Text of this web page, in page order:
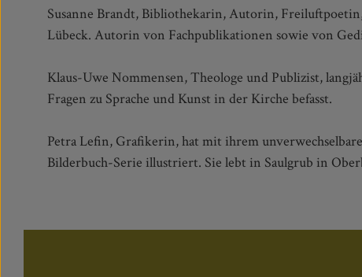
Susanne Brandt, Bibliothekarin, Autorin,
Lübeck. Autorin von Fachpublikationen sowie von
Klaus-Uwe Nommensen, Theologe und Publizist,
Fragen zu Sprache und Kunst in der Kirche befasst.
Petra Lefin, Grafikerin, hat mit ihrem
Bilderbuch-Serie illustriert. Sie lebt in Saulgrub in